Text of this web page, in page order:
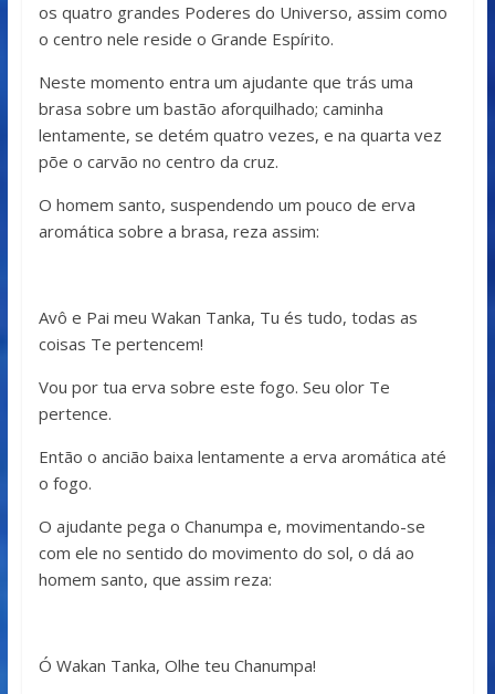
os quatro grandes Poderes do Universo, assim como
o centro nele reside o Grande Espírito.
Neste momento entra um ajudante que trás uma
brasa sobre um bastão aforquilhado; caminha
lentamente, se detém quatro vezes, e na quarta vez
põe o carvão no centro da cruz.
O homem santo, suspendendo um pouco de erva
aromática sobre a brasa, reza assim:
Avô e Pai meu Wakan Tanka, Tu és tudo, todas as
coisas Te pertencem!
Vou por tua erva sobre este fogo. Seu olor Te
pertence.
Então o ancião baixa lentamente a erva aromática até
o fogo.
O ajudante pega o Chanumpa e, movimentando-se
com ele no sentido do movimento do sol, o dá ao
homem santo, que assim reza:
Ó Wakan Tanka, Olhe teu Chanumpa!